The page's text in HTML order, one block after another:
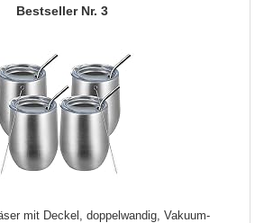
3
mit Deckel, doppelwandig, Vakuum-